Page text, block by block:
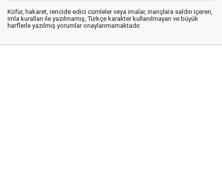
Küfür, hakaret, rencide edici cümleler veya imalar, inançlara saldırı içeren,
imla kuralları ile yazılmamış, Türkçe karakter kullanılmayan ve büyük
harflerle yazılmış yorumlar onaylanmamaktadır.